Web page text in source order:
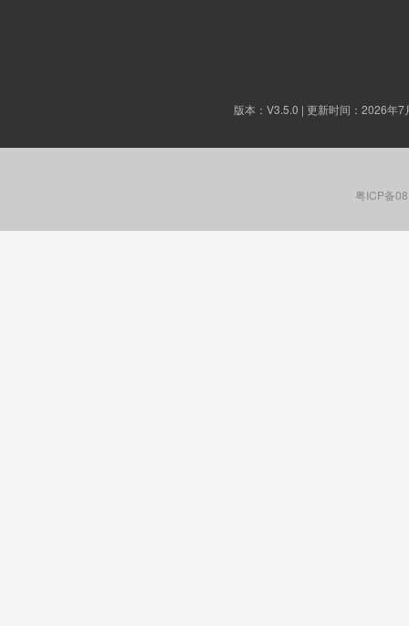
版本： V3.5.0 | 更新时间：2026年
粤ICP备